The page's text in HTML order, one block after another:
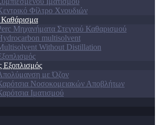
Φίλτρο Χνουδιών
Καθάρισμα
Μηχανήματα Στεγνού Καθαρισμού
multisolvent
Without Distillation
Εξοπλισμός
με Όζον
Νοσοκομειακών Αποβλήτων
Ιματισμού